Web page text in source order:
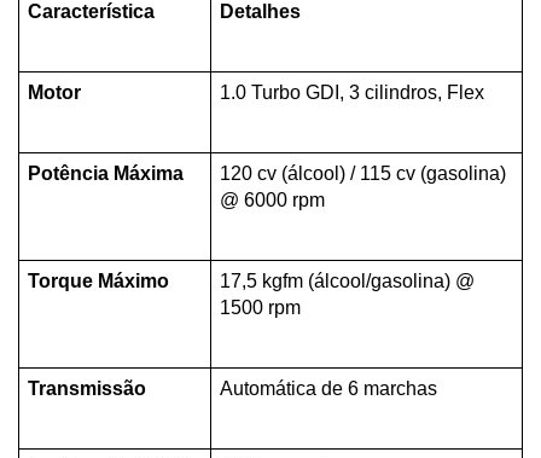
Característica Detalhes
Motor 1.0 Turbo GDI, 3 cilindros, Flex
Potência Máxima
120 cv (álcool) / 115 cv (gasolina)
@ 6000 rpm
Torque Máximo
17,5 kgfm (álcool/gasolina) @
1500 rpm
Transmissão Automática de 6 marchas